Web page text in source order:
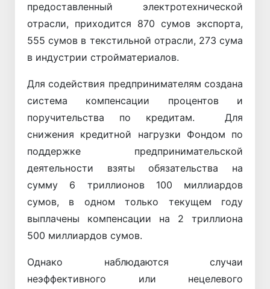
предоставленный электротехнической
отрасли, приходится 870 сумов экспорта,
555 сумов в текстильной отрасли, 273 сума
в индустрии стройматериалов.
Для содействия предпринимателям создана
система компенсации процентов и
поручительства по кредитам. Для
снижения кредитной нагрузки Фондом по
поддержке предпринимательской
деятельности взяты обязательства на
сумму 6 триллионов 100 миллиардов
сумов, в одном только текущем году
выплачены компенсации на 2 триллиона
500 миллиардов сумов.
Однако наблюдаются случаи
неэффективного или нецелевого